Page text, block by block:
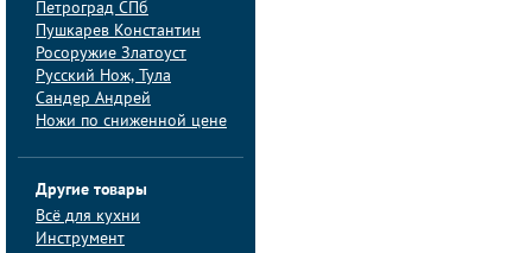
Петроград СПб
Пушкарев Константин
Росоружие Златоуст
Русский Нож, Тула
Сандер Андрей
Ножи по сниженной цене
Другие товары
Всё для кухни
Инструмент